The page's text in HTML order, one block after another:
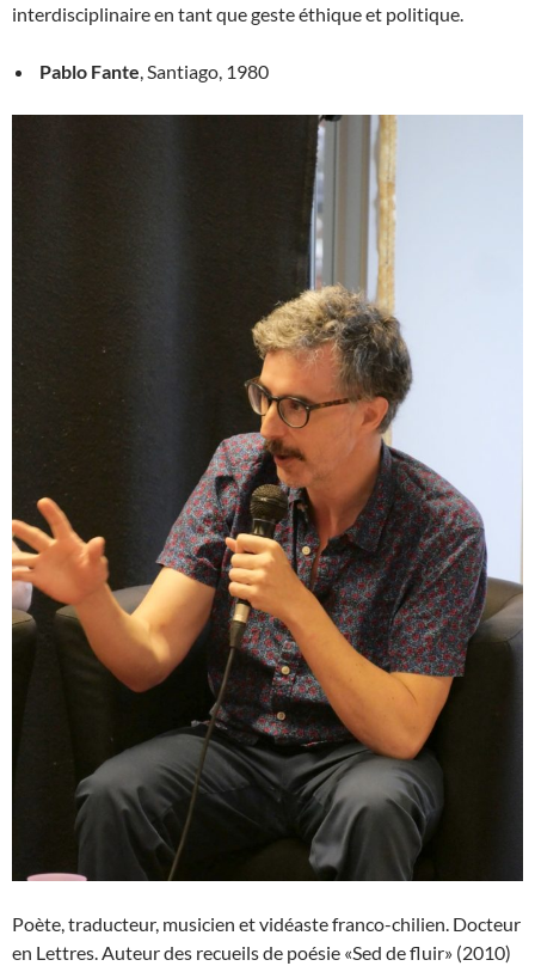
interdisciplinaire en tant que geste éthique et politique.
Pablo Fante , Santiago, 1980
Poète, traducteur, musicien et vidéaste franco-chilien. Docteur
en Lettres. Auteur des recueils de poésie «Sed de fluir» (2010)